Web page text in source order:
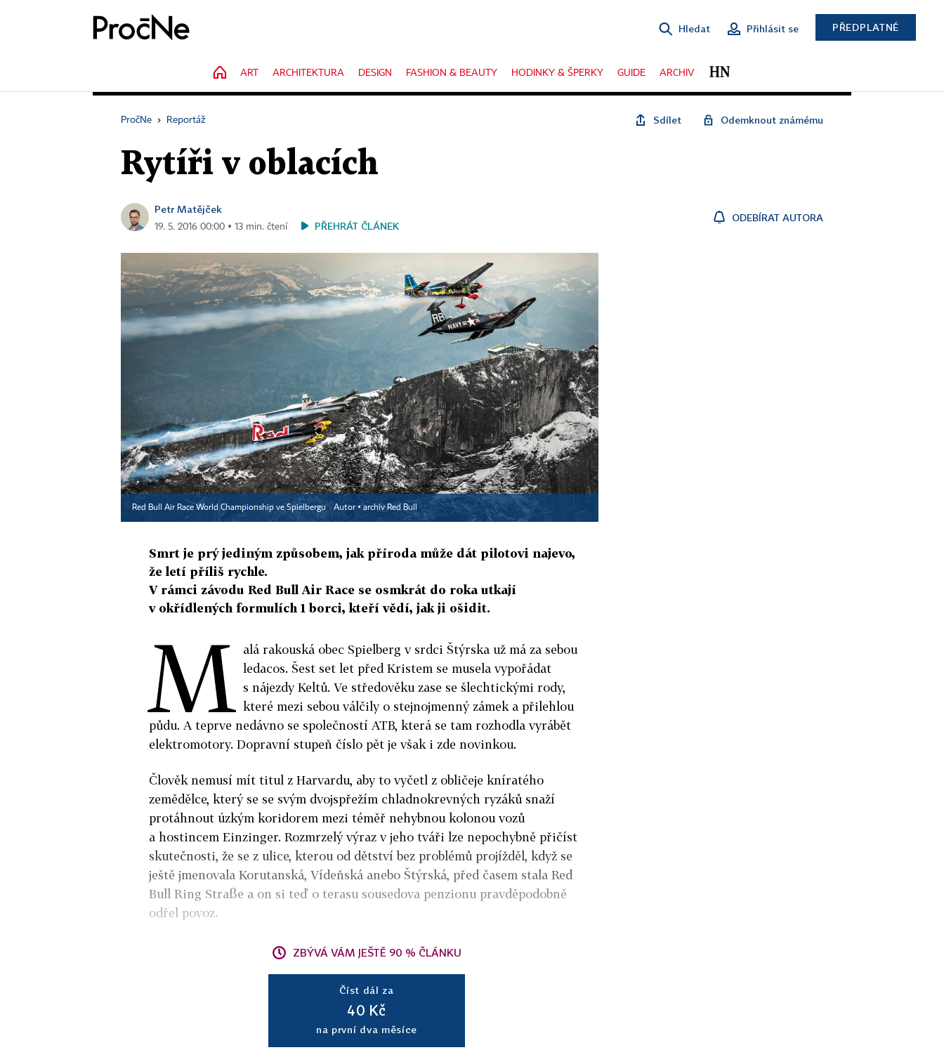
Hledat Přihlásit se PŘEDPLATNÉ
HOME
ART ARCHITEKTURA DESIGN FASHION & BEAUTY HODINKY & ŠPERKY GUIDE ARCHIV
PročNe › Reportáž Sdílet Odemknout známému
Rytíři v oblacích
Petr Matějček
19. 5. 2016 00:00 ▪ 13 min. čtení PŘEHRÁT ČLÁNEK
ODEBÍRAT AUTORA
Red Bull Air Race World Championship ve Spielbergu Autor ▪archiv Red Bull
Smrt je prý jediným způsobem, jak příroda může dát pilotovi najevo,
že letí příliš rychle.
V rámci závodu Red Bull Air Race se osmkrát do roka utkají
v okřídlených formulích 1 borci, kteří vědí, jak ji ošidit.
M alá rakouská obec Spielberg v srdci Štýrska už má za sebou
ledacos. Šest set let před Kristem se musela vypořádat
s nájezdy Keltů. Ve středověku zase se šlechtickými rody,
které mezi sebou válčily o stejnojmenný zámek a přilehlou
půdu. A teprve nedávno se společností ATB, která se tam rozhodla vyrábět
elektromotory. Dopravní stupeň číslo pět je však i zde novinkou.
Člověk nemusí mít titul z Harvardu, aby to vyčetl z obličeje kníratého
zemědělce, který se se svým dvojspřežím chladnokrevných ryzáků snaží
protáhnout úzkým koridorem mezi téměř nehybnou kolonou vozů
a hostincem Einzinger. Rozmrzelý výraz v jeho tváři lze nepochybně přičíst
skutečnosti, že se z ulice, kterou od dětství bez problémů projížděl, když se
ještě jmenovala Korutanská, Vídeňská anebo Štýrská, před časem stala Red
Bull Ring Straße a on si teď o terasu sousedova penzionu pravděpodobně
odřel povoz.
ZBÝVÁ VÁM JEŠTĚ 90 % ČLÁNKU
Číst dál za
40 Kč
na první dva měsíce